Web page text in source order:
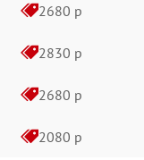
2680 р
2830 р
2680 р
2080 р